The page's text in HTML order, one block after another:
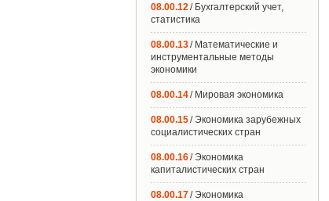
08.00.12/ Бухгалтерский учет,
статистика
08.00.13/ Математические и
инструментальные методы
экономики
08.00.14/ Мировая экономика
08.00.15/ Экономика зарубежных
социалистических стран
08.00.16/ Экономика
капиталистических стран
08.00.17/ Экономика